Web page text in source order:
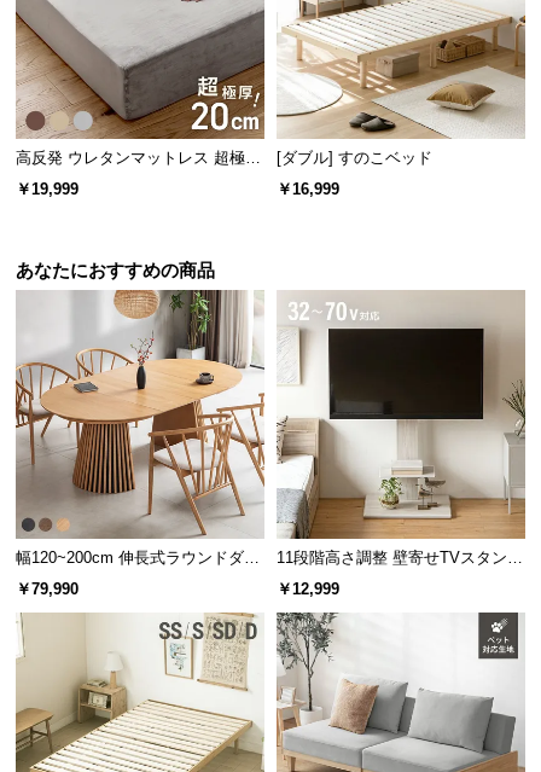
小物をたくさん置ける耐久性
宮棚の耐荷重は約80㎏
もあるので、照明器具を設置
したり、小物をたくさん置くこともできます。
耐荷重 約80㎏
2口コンセント&USBポート搭載
宮棚には2口コンセントやUSBポートも搭載。ほこり
を防ぐスライドカバーなど、細かな配慮も忘れませ
ん。
高反発 ウレタンマットレス 超極厚
20cm 一体型 フラットタイプ [SD]
￥19,999
[ダブル] すのこベッド
￥16,999
あなたにおすすめの商品
幅120~200cm 伸長式ラウンドダイ
ニングテーブル 6人掛け 天然木突
￥79,990
11段階高さ調整 壁寄せTVスタンド
キャスター付き 上下左右角度調節
￥12,999